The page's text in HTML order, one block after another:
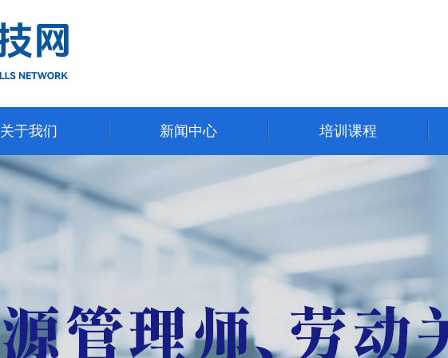
关于我们 新闻中心 培训课程